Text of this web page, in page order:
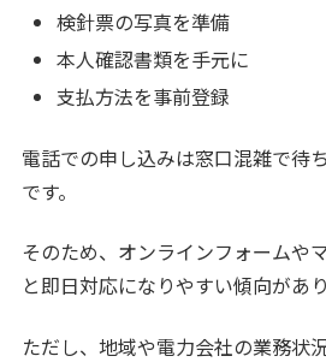
検針票の写真を準備
本人確認書類を手元に
支払方法を事前登録
電話での申し込みは窓口混雑で待
です。
そのため、オンラインフォームや
と即日対応になりやすい傾向があり
ただし、地域や電力会社の業務状